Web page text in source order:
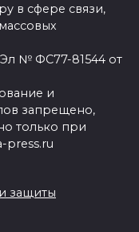
в сфере связи,
№ ФС77-81544 от
и
запрещено,
только при
press.ru
защиты